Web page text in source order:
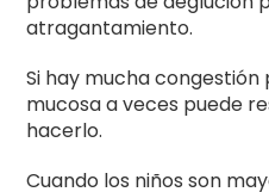
atragantamiento.
Si hay mucha
mucosa a veces puede
hacerlo.
Cuando los niños son